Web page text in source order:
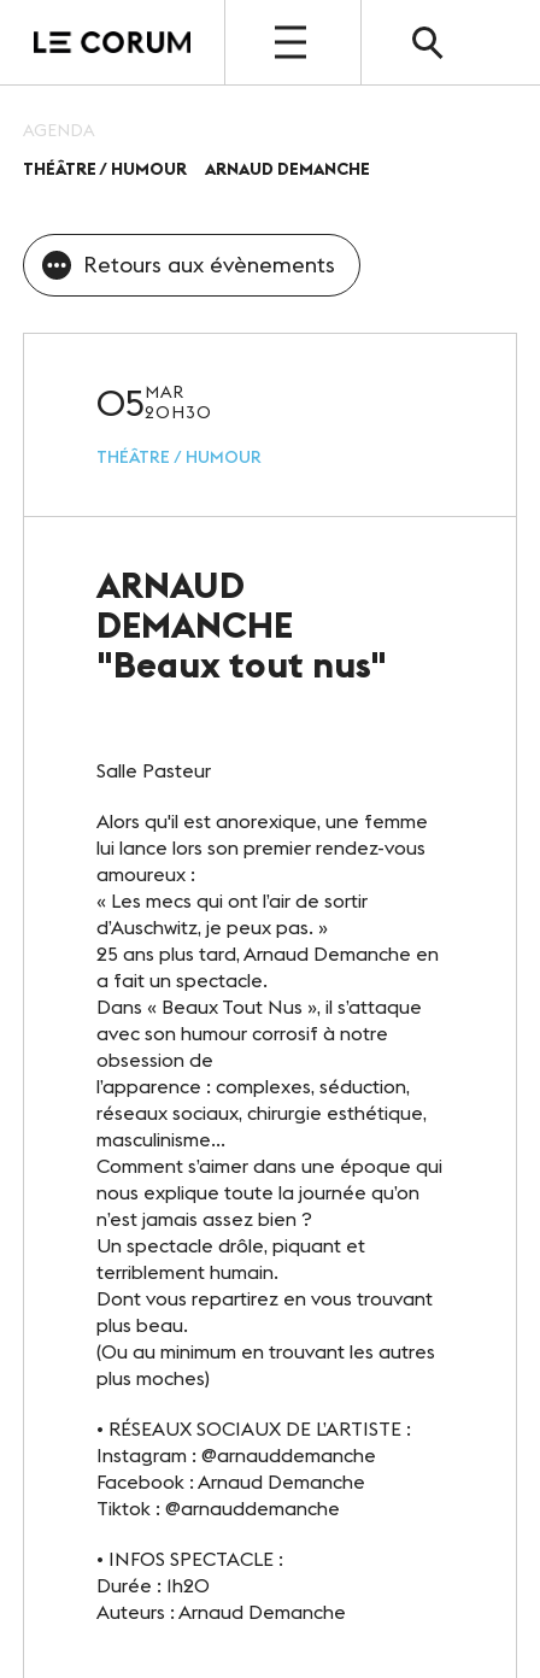
ESPACE PRO
Nos espaces
Vos évènements, nos références
Nos services
Nos offres spéciales
Le Club
Notre savoir-faire
Un site éco-responsable
ESPACE GRAND PUBLIC
Agenda
Billetterie
Actualités
INFOS PRATIQUES
Accès
Accessibilité PMR
Restauration et hébergement
Sécurité et protocole sanitaire
Objets perdus et trouvés
Contact
FOLLOW-US
Facebook
AGENDA
THÉÂTRE / HUMOUR
ARNAUD DEMANCHE
Retours aux évènements
05MAR
20H30
THÉÂTRE / HUMOUR
ARNAUD
DEMANCHE
"Beaux tout nus"
Salle Pasteur
Alors qu'il est anorexique, une femme
lui lance lors son premier rendez-vous
amoureux :
« Les mecs qui ont l’air de sortir
d’Auschwitz, je peux pas. »
25 ans plus tard, Arnaud Demanche en
a fait un spectacle.
Dans « Beaux Tout Nus », il s’attaque
avec son humour corrosif à notre
obsession de
l’apparence : complexes, séduction,
réseaux sociaux, chirurgie esthétique,
masculinisme...
Comment s’aimer dans une époque qui
nous explique toute la journée qu’on
n’est jamais assez bien ?
Un spectacle drôle, piquant et
terriblement humain.
Dont vous repartirez en vous trouvant
plus beau.
(Ou au minimum en trouvant les autres
plus moches)
• RÉSEAUX SOCIAUX DE L’ARTISTE :
Instagram : @arnauddemanche
Facebook : Arnaud Demanche
Tiktok : @arnauddemanche
• INFOS SPECTACLE :
Durée : 1h20
Auteurs : Arnaud Demanche